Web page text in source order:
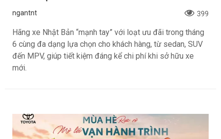
ngantnt 399
Hãng xe Nhật Bản “mạnh tay” với loạt ưu đãi trong tháng
6 cùng đa dạng lựa chọn cho khách hàng, từ sedan, SUV
đến MPV, giúp tiết kiệm đáng kể chi phí khi sở hữu xe
mới.